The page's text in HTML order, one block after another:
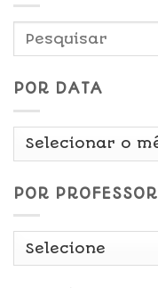
POR DATA
Por
POR PROFESSOR